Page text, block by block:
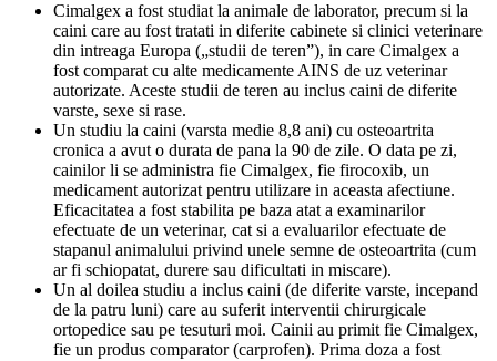
Cimalgex a fost studiat la animale de laborator, precum si la
caini care au fost tratati in diferite cabinete si clinici veterinare
din intreaga Europa („studii de teren”), in care Cimalgex a
fost comparat cu alte medicamente AINS de uz veterinar
autorizate. Aceste studii de teren au inclus caini de diferite
varste, sexe si rase.
Un studiu la caini (varsta medie 8,8 ani) cu osteoartrita
cronica a avut o durata de pana la 90 de zile. O data pe zi,
cainilor li se administra fie Cimalgex, fie firocoxib, un
medicament autorizat pentru utilizare in aceasta afectiune.
Eficacitatea a fost stabilita pe baza atat a examinarilor
efectuate de un veterinar, cat si a evaluarilor efectuate de
stapanul animalului privind unele semne de osteoartrita (cum
ar fi schiopatat, durere sau dificultati in miscare).
Un al doilea studiu a inclus caini (de diferite varste, incepand
de la patru luni) care au suferit interventii chirurgicale
ortopedice sau pe tesuturi moi. Cainii au primit fie Cimalgex,
fie un produs comparator (carprofen). Prima doza a fost